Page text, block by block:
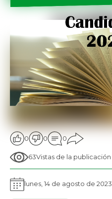
0 0 0
63Vistas de la publicación
lunes, 14 de agosto de 2023